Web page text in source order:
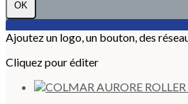
OK
Ajoutez un logo, un bouton, des
Cliquez pour éditer